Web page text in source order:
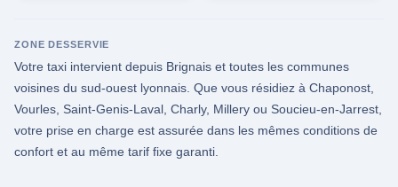
ZONE DESSERVIE
Votre taxi intervient depuis Brignais et toutes les communes
voisines du sud-ouest lyonnais. Que vous résidiez à Chaponost,
Vourles, Saint-Genis-Laval, Charly, Millery ou Soucieu-en-Jarrest,
votre prise en charge est assurée dans les mêmes conditions de
confort et au même tarif fixe garanti.